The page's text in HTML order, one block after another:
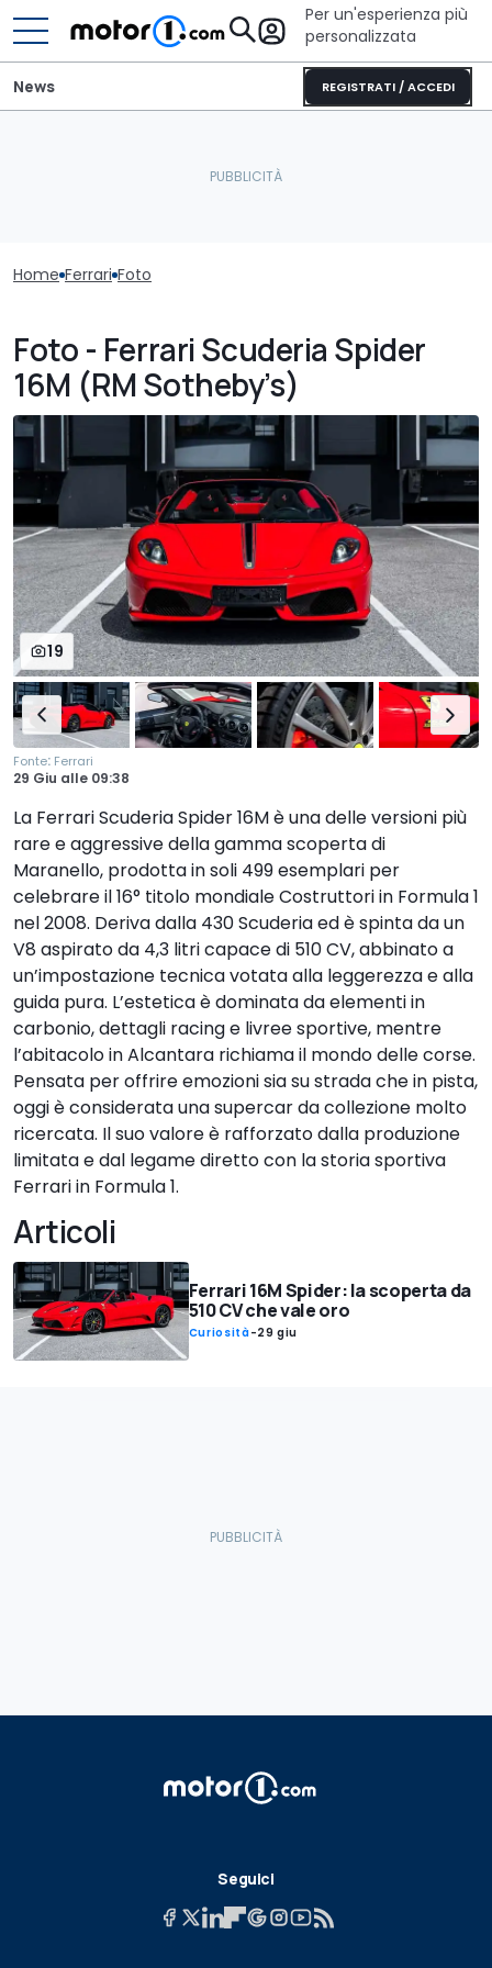
Per un'esperienza più
personalizzata
REGISTRATI / ACCEDI
News
Home Ferrari Foto
Foto - Ferrari Scuderia Spider
16M (RM Sotheby’s)
19
Fonte: Ferrari
29 Giu alle 09:38
La Ferrari Scuderia Spider 16M è una delle versioni più
rare e aggressive della gamma scoperta di
Maranello, prodotta in soli 499 esemplari per
celebrare il 16° titolo mondiale Costruttori in Formula 1
nel 2008. Deriva dalla 430 Scuderia ed è spinta da un
V8 aspirato da 4,3 litri capace di 510 CV, abbinato a
un’impostazione tecnica votata alla leggerezza e alla
guida pura. L’estetica è dominata da elementi in
carbonio, dettagli racing e livree sportive, mentre
l’abitacolo in Alcantara richiama il mondo delle corse.
Pensata per offrire emozioni sia su strada che in pista,
oggi è considerata una supercar da collezione molto
ricercata. Il suo valore è rafforzato dalla produzione
limitata e dal legame diretto con la storia sportiva
Ferrari in Formula 1.
Articoli
Ferrari 16M Spider: la scoperta da
510 CV che vale oro
Curiosità-29 giu
Seguici